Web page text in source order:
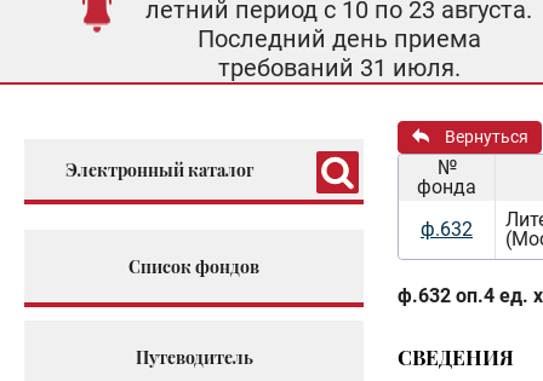
летний период с 10 по 23 августа.
Последний день приема
требований 31 июля.
Электронный каталог
Список фондов
Путеводитель
Вернуться
№
фонда
ф.632
ф.632 оп.4 ед.
СВЕДЕНИЯ